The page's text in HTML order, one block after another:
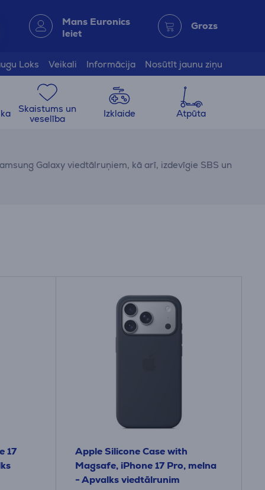
Mans Euronics
Ieiet
Grozs
Loks Veikali Informācija Nosūtīt jaunu ziņu
Skaistums un
veselība
Izklaide Atpūta
Galaxy viedtālruņiem, kā arī, izdevīgie SBS un
17
Apple Silicone Case with
Magsafe, iPhone 17 Pro, melna
- Apvalks viedtālrunim